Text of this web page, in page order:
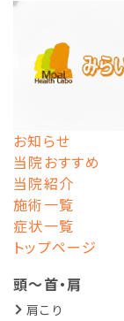
お知らせ
当院おすすめ
当院紹介
施術一覧
症状一覧
トップページ
頭～首・肩
肩こり